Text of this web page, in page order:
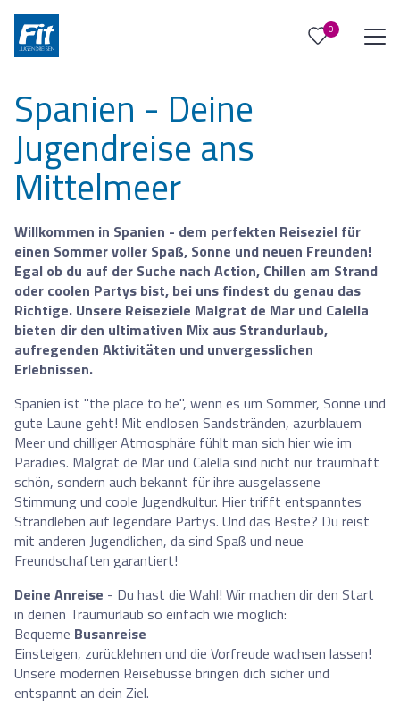
0
Keine Reisen auf der Merkliste
Spanien - Deine
Jugendreise ans
Mittelmeer
Willkommen in Spanien - dem perfekten Reiseziel für
einen Sommer voller Spaß, Sonne und neuen Freunden!
Egal ob du auf der Suche nach Action, Chillen am Strand
oder coolen Partys bist, bei uns findest du genau das
Richtige. Unsere Reiseziele Malgrat de Mar und Calella
bieten dir den ultimativen Mix aus Strandurlaub,
aufregenden Aktivitäten und unvergesslichen
Erlebnissen.
Spanien ist "the place to be", wenn es um Sommer, Sonne und
gute Laune geht! Mit endlosen Sandstränden, azurblauem
Meer und chilliger Atmosphäre fühlt man sich hier wie im
Paradies. Malgrat de Mar und Calella sind nicht nur traumhaft
schön, sondern auch bekannt für ihre ausgelassene
Stimmung und coole Jugendkultur. Hier trifft entspanntes
Strandleben auf legendäre Partys. Und das Beste? Du reist
mit anderen Jugendlichen, da sind Spaß und neue
Freundschaften garantiert!
Deine Anreise - Du hast die Wahl! Wir machen dir den Start
in deinen Traumurlaub so einfach wie möglich:
Bequeme Busanreise
Einsteigen, zurücklehnen und die Vorfreude wachsen lassen!
Unsere modernen Reisebusse bringen dich sicher und
entspannt an dein Ziel.